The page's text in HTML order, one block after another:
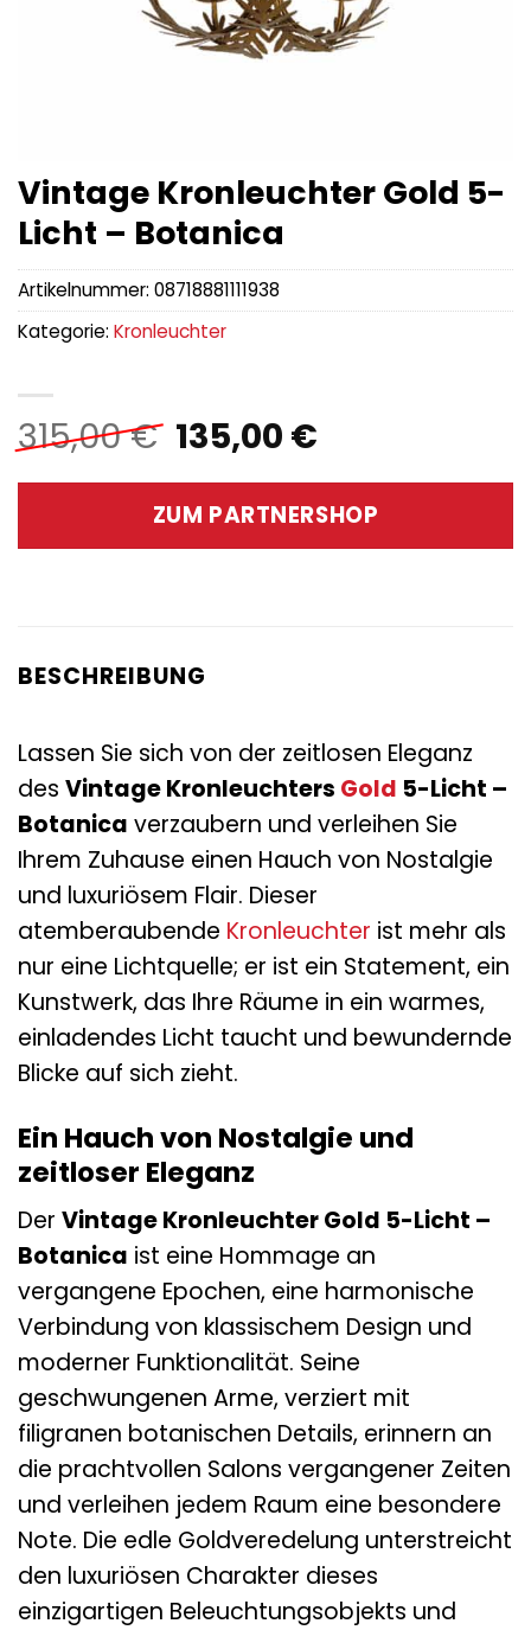
Vintage Kronleuchter Gold 5-
Licht – Botanica
315,00€ Ursprünglicher
Preis
war:
315,00 €
135,00 €Aktueller
ist:
135,00 €.
ZUM PARTNERSHOP
Artikelnummer: 08718881111938
Kategorie: Kronleuchter
BESCHREIBUNG
Lassen Sie sich von der zeitlosen Eleganz
des Vintage Kronleuchters Gold 5-Licht –
Botanica verzaubern und verleihen Sie
Ihrem Zuhause einen Hauch von Nostalgie
und luxuriösem Flair. Dieser
atemberaubende Kronleuchter ist mehr als
nur eine Lichtquelle; er ist ein Statement, ein
Kunstwerk, das Ihre Räume in ein warmes,
einladendes Licht taucht und bewundernde
Blicke auf sich zieht.
Ein Hauch von Nostalgie und
zeitloser Eleganz
Der Vintage Kronleuchter Gold 5-Licht –
Botanica ist eine Hommage an
vergangene Epochen, eine harmonische
Verbindung von klassischem Design und
moderner Funktionalität. Seine
geschwungenen Arme, verziert mit
filigranen botanischen Details, erinnern an
die prachtvollen Salons vergangener Zeiten
und verleihen jedem Raum eine besondere
Note. Die edle Goldveredelung unterstreicht
den luxuriösen Charakter dieses
einzigartigen Beleuchtungsobjekts und